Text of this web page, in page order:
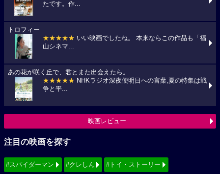
たです。作...
トロフィー
★★★★★ いい映画でしたね。 本来ならこの作品も「福
山シネマ...
あの花が咲く丘で、君とまた出会えたら。
★★★★★ NHKラジオ深夜便明日への言葉,夏の特集は戦
争と平...
映画レビュー
注目の映画を探す
#スパイダーマン #クレしん #トイ・ストーリー